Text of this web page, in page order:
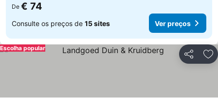
De € 74
Consulte os preços de 15 sites Ver preços
Partilhar
Escolha popular